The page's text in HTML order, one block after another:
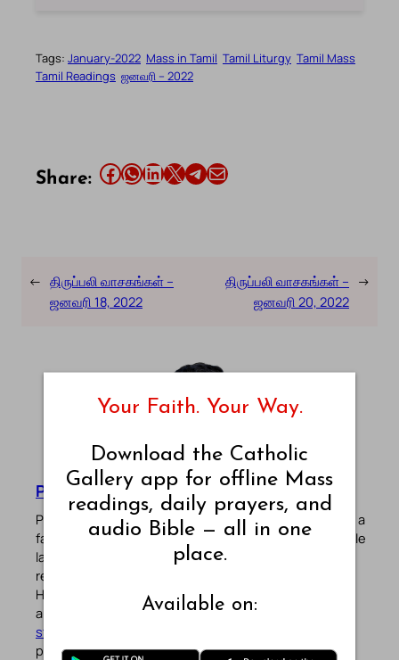
Tags: January-2022 Mass in Tamil Tamil Liturgy Tamil Mass
Tamil Readings ஜனவரி – 2022
Share: Share this article on Facebook Share this article on WhatsApp Share this article on LinkedIn Share this article on X Share this article on TelegramEmail this Article
← திருப்பலி வாசகங்கள் –
ஜனவரி 18, 2022
திருப்பலி வாசகங்கள் –
ஜனவரி 20, 2022
→
Pradeep Augustine
Pradeep Augustine is the founder of Catholic Gallery, a
faith-driven platform sharing Mass Readings in multiple
languages, prayers, quotes, catechism, Bible plans,
reflections, and other spiritual resources since 2013.
He manages the website and the official
apps alongside his professional career (
story
profiles below.
Your Faith. Your Way.
Download the Catholic
Gallery app for offline Mass
readings, daily prayers, and
audio Bible — all in one
place.
Available on: